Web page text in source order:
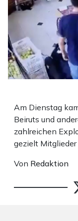
Am Dienstag
Beiruts und
zahlreichen
gezielt
Von Redaktion